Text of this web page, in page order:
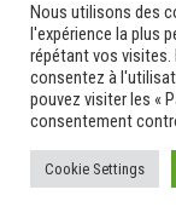
Transport et
Travail
Travaux
Travaux THD
travaux utiles
TSUNAMI
Nous utilisons des
l'expérience la plus
répétant vos visites.
consentez à
pouvez visiter les «
consentement
Cookie Settings